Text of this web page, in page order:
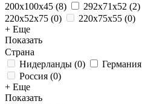
200х100х45 (8) 292x71x52 (2)
220x52x75 (0) 220x75x55 (0)
+ Еще
Показать
Страна
Нидерланды (0) Германия
Россия (0)
+ Еще
Показать